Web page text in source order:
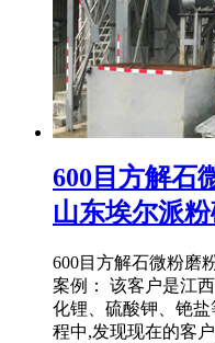
600目方解石
山东埃尔派
600目方解石微粉磨
案例： 该客户是江
化锂、硫酸钾、铯
程中,发现现在的客